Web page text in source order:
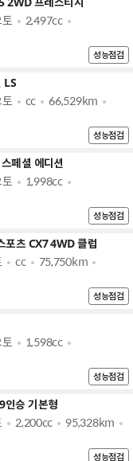
2,497cc
성능점검
LS
cc 66,529km
성능점검
페셜 에디션
1,998cc
성능점검
포츠 CX7 4WD 클럽
cc 75,750km
성능점검
1,598cc
성능점검
인승 기본형
2,200cc 95,328km
성능점검